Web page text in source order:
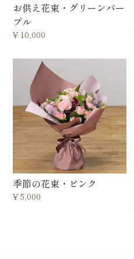
お供え花束・グリーンパー
プル
¥10,000
季節の花束・ピンク
¥5,000